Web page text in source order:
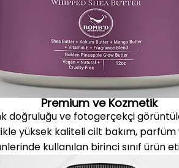
Premium ve Kozmetik
doğruluğu ve fotogerçekçi
yüksek kaliteli cilt bakım,
kullanılan birinci sınıf ürün